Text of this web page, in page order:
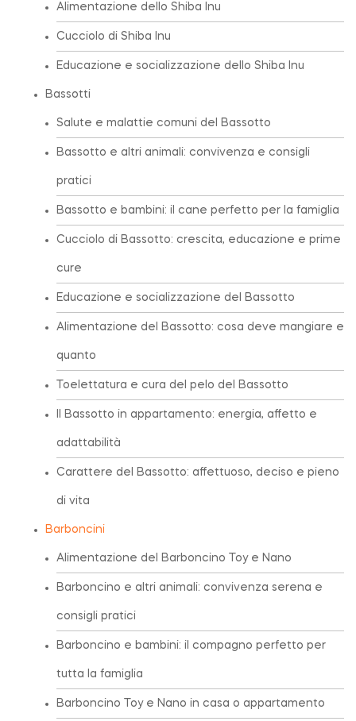
Alimentazione dello Shiba Inu
Cucciolo di Shiba Inu
Educazione e socializzazione dello Shiba Inu
Bassotti
Salute e malattie comuni del Bassotto
Bassotto e altri animali: convivenza e consigli
pratici
Bassotto e bambini: il cane perfetto per la famiglia
Cucciolo di Bassotto: crescita, educazione e prime
cure
Educazione e socializzazione del Bassotto
Alimentazione del Bassotto: cosa deve mangiare e
quanto
Toelettatura e cura del pelo del Bassotto
Il Bassotto in appartamento: energia, affetto e
adattabilità
Carattere del Bassotto: affettuoso, deciso e pieno
di vita
Barboncini
Alimentazione del Barboncino Toy e Nano
Barboncino e altri animali: convivenza serena e
consigli pratici
Barboncino e bambini: il compagno perfetto per
tutta la famiglia
Barboncino Toy e Nano in casa o appartamento